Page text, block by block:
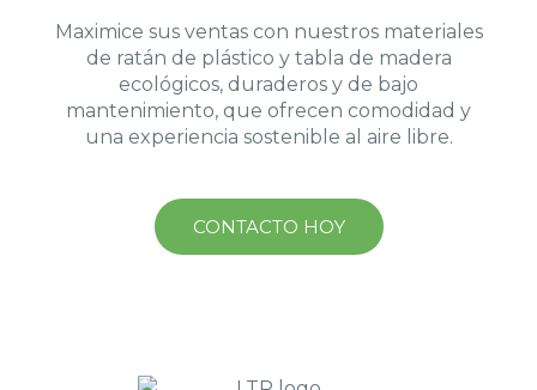
Maximice sus ventas con nuestros materiales
de ratán de plástico y tabla de madera
ecológicos, duraderos y de bajo
mantenimiento, que ofrecen comodidad y
una experiencia sostenible al aire libre.
CONTACTO HOY